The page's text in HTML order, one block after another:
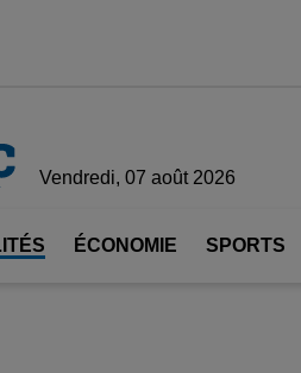
Vendredi, 07 août 2026
ÉCONOMIE SPORTS